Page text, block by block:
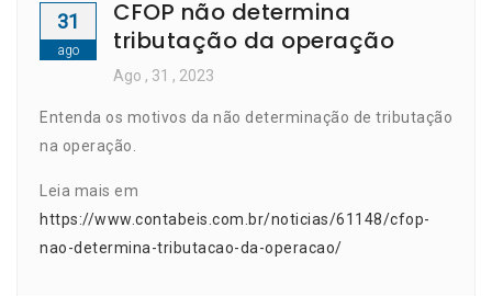
31
ago
CFOP não determina
tributação da operação
Ago , 31 , 2023
Entenda os motivos da não determinação de tributação
na operação.
Leia mais em
https://www.contabeis.com.br/noticias/61148/cfop-
nao-determina-tributacao-da-operacao/